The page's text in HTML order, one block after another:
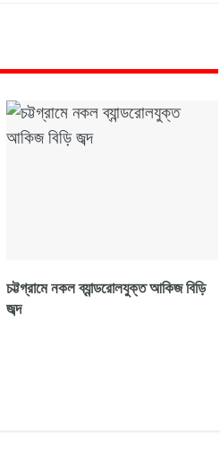
চট্টগ্রামে নকল ব্যান্ডরোলযুক্ত আকিজ বিড়ি
জব্দ